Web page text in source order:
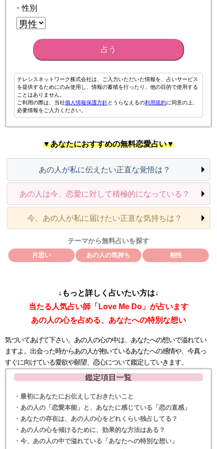
・性別
占う
テレシスネットワーク株式会社は、ご入力いただいた情報を、占いサービス
を提供するためにのみ使用し、情報の蓄積を行ったり、他の目的で使用する
ことはありません。
ご利用の際は、当社個人情報保護方針とうらなえるの利用規約に同意の上、
必要情報をご入力ください。
▼あなたにおすすめの無料恋愛占い▼
あの人が私に伝えたい正直な覚悟は？
あの人は今、恋愛に対して積極的になっている？
今、あの人が私に届けたい正直な気持ちは？
テーマから無料占いを探す
片思い あの人の気持ち 相性
↓もっと詳しく占いたい方は↓
当たる人気占い師「Love Me Do」が占います
あの人の心を占める、あなたへの特別な想い
気づいてあげて下さい。あの人の心の中は、あなたへの想いで溢れてい
ますよ。出会った時からあの人が抱いているあなたへの感情や、今真っ
すぐに向けている愛欲や願望、恋心について鑑定していきます。
鑑定項目一覧
・最初にあなたにお伝えしておきたいこと
・あの人の「恋愛本能」と、あなたに感じている「恋の直感」
・あなたの存在は、あの人の心をどれくらい独占してる？
・あの人の心を傾けるために、効果的な方法はある？
・今、あの人の中で溢れている「あなたへの特別な想い」